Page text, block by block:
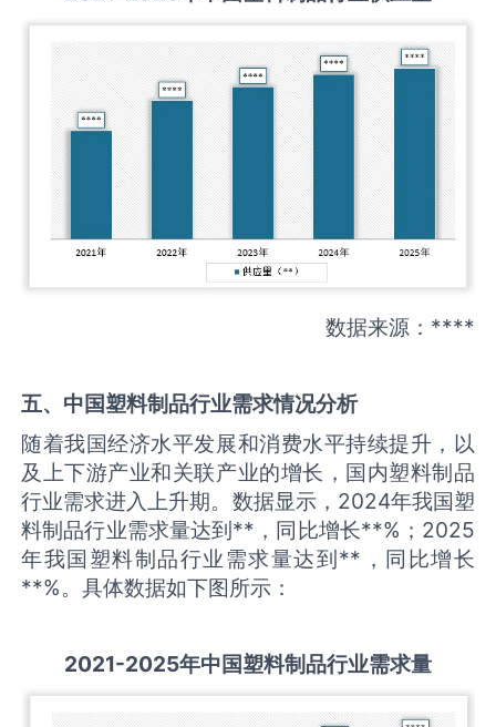
数据来源：****
五、中国塑料制品行业需求情况分析
随着我国经济水平发展和消费水平持续提升，以
及上下游产业和关联产业的增长，国内塑料制品
行业需求进入上升期。数据显示，2024年我国塑
料制品行业需求量达到**，同比增长**%；2025
年我国塑料制品行业需求量达到**，同比增长
**%。具体数据如下图所示：
2021-2025年中国塑料制品行业需求量